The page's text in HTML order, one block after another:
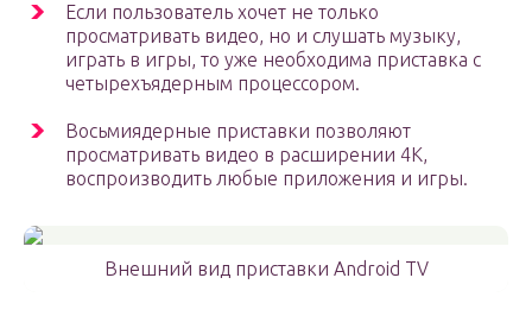
Если пользователь хочет не только
просматривать видео, но и слушать музыку,
играть в игры, то уже необходима приставка с
четырехъядерным процессором.
Восьмиядерные приставки позволяют
просматривать видео в расширении 4К,
воспроизводить любые приложения и игры.
Внешний вид приставки Android TV